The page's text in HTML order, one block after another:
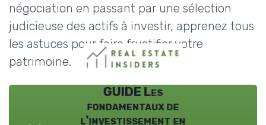
négociation en passant par une sélection
judicieuse des actifs à investir, apprenez tous
les astuces pour faire fructifier votre
patrimoine.
GUIDE Les
fondamentaux de
l'investissement en